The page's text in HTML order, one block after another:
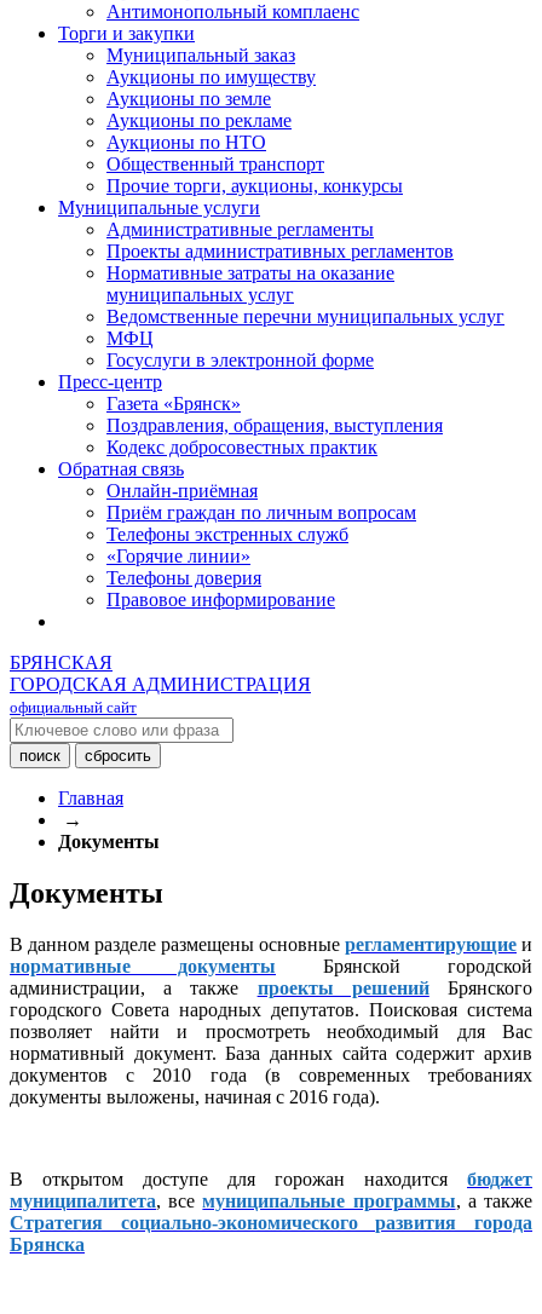
Антимонопольный комплаенс
Торги и закупки
Муниципальный заказ
Аукционы по имуществу
Аукционы по земле
Аукционы по рекламе
Аукционы по НТО
Общественный транспорт
Прочие торги, аукционы, конкурсы
Муниципальные услуги
Административные регламенты
Проекты административных регламентов
Нормативные затраты на оказание
муниципальных услуг
Ведомственные перечни муниципальных услуг
МФЦ
Госуслуги в электронной форме
Пресс-центр
Газета «Брянск»
Поздравления, обращения, выступления
Кодекс добросовестных практик
Обратная связь
Онлайн-приёмная
Приём граждан по личным вопросам
Телефоны экстренных служб
«Горячие линии»
Телефоны доверия
Правовое информирование
БРЯНСКАЯ
ГОРОДСКАЯ АДМИНИСТРАЦИЯ
официальный сайт
Главная
→
Документы
Документы
В данном разделе размещены основные регламентирующие и
нормативные документы Брянской городской
администрации, а также проекты решенийБрянского
городского Совета народных депутатов. Поисковая система
позволяет найти и просмотреть необходимый для Вас
нормативный документ. База данных сайта содержит архив
документов с 2010 года (в современных требованиях
документы выложены, начиная с 2016 года).
В открытом доступе для горожан находится бюджет
муниципалитета, всемуниципальные программы, а также
Стратегия социально-экономического развития города
Брянска